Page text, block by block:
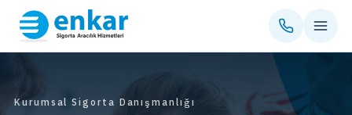
Kurumsal Sigorta Danışmanlığı